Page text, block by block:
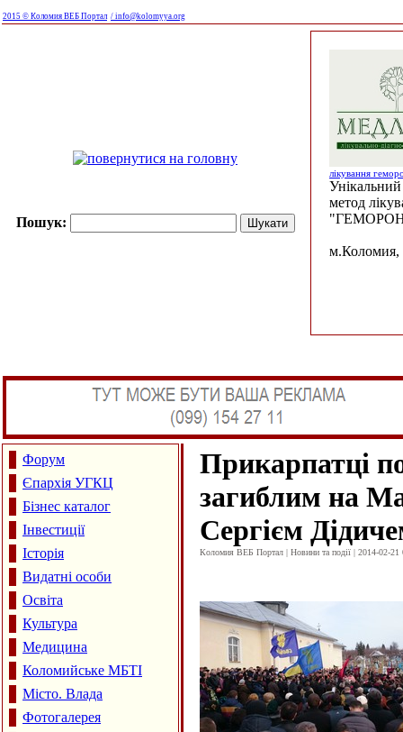
2015 © Коломия ВЕБ Портал / info@kolomyya.org
Пошук:
лікування
Унікальний
метод
м.Коломия,
Форум
Єпархія УГКЦ
Бізнес каталог
Інвестиції
Історія
Видатні особи
Освіта
Культура
Медицина
Коломийське МБТІ
Місто. Влада
Фотогалерея
Прикарпатці
загиблим на
Сергієм
Коломия ВЕБ Портал | Новини та події | 2014-02-21